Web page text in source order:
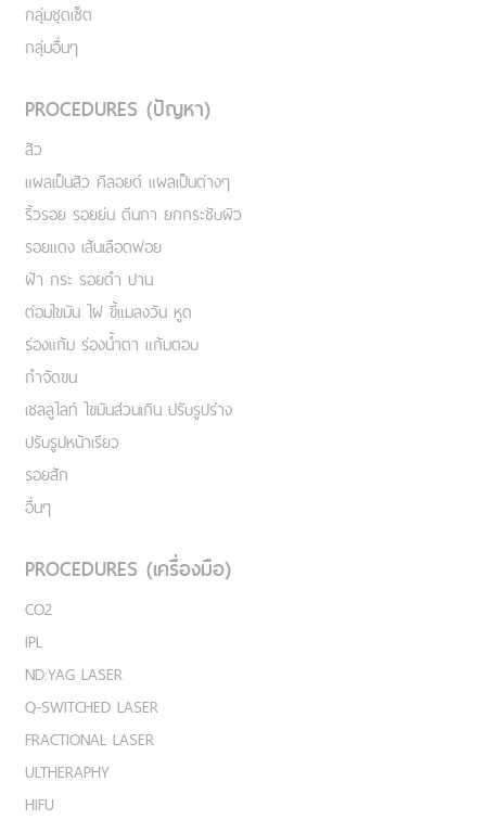
กลุ่มชุดเซ็ต
กลุ่มอื่นๆ
PROCEDURES (ปัญหา)
สิว
แผลเป็นสิว คีลอยด์ แผลเป็นต่างๆ
ริ้วรอย รอยย่น ตีนกา ยกกระชับผิว
รอยแดง เส้นเลือดฟอย
ฝ้า กระ รอยดำ ปาน
ต่อมไขมัน ไฝ ขี้แมลงวัน หูด
ร่องแก้ม ร่องน้ำตา แก้มตอบ
กำจัดขน
เชลลูไลท์ ไขมันส่วนเกิน ปรับรูปร่าง
ปรับรูปหน้าเรียว
รอยสัก
อื่นๆ
PROCEDURES (เครื่องมือ)
CO2
IPL
ND:YAG LASER
Q-SWITCHED LASER
FRACTIONAL LASER
ULTHERAPHY
HIFU